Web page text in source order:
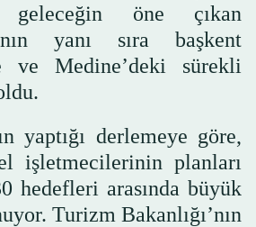
öne çıkan
yanı sıra başkent
ve Medine’deki sürekli
yaptığı derlemeye göre,
işletmecilerinin planları
hedefleri arasında büyük
Turizm Bakanlığı’nın